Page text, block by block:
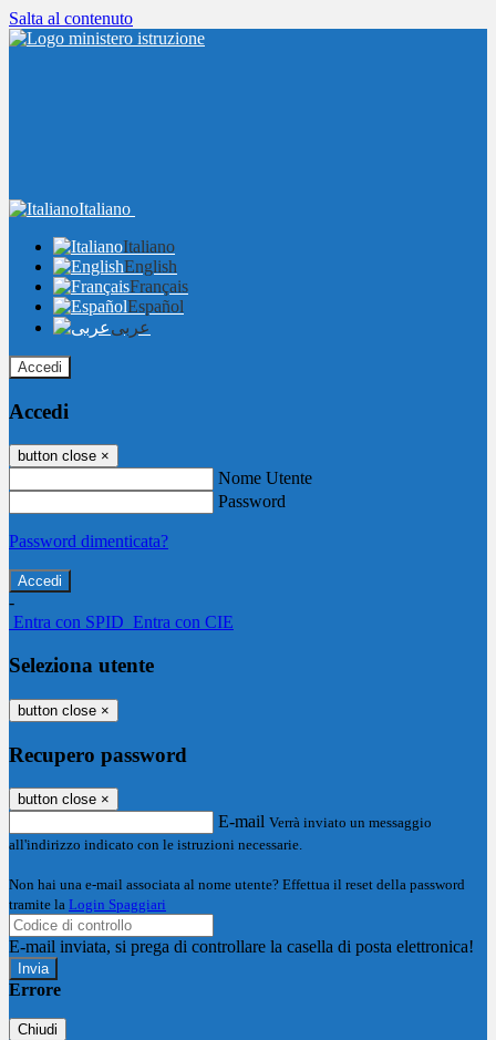
Salta al contenuto
Italiano
Italiano
English
Français
Español
عربى
Accedi
Accedi
button close ×
Nome Utente
Password
Password dimenticata?
-
Entra con SPID Entra con CIE
Seleziona utente
button close ×
Recupero password
button close ×
E-mail Verrà inviato un messaggio
all'indirizzo indicato con le istruzioni necessarie.
Non hai una e-mail associata al nome utente? Effettua il reset della password
tramite la Login Spaggiari
E-mail inviata, si prega di controllare la casella di posta elettronica!
Errore
Chiudi